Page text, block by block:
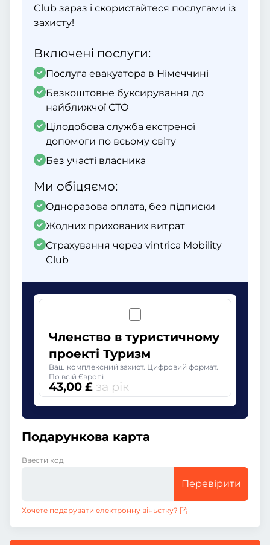
Club зараз і скористайтеся послугами із
захисту!
Включені послуги:
Послуга евакуатора в Німеччині
Безкоштовне буксирування до
найближчої СТО
Цілодобова служба екстреної
допомоги по всьому світу
Без участі власника
Ми обіцяємо:
Одноразова оплата, без підписки
Жодних прихованих витрат
Страхування через vintrica Mobility
Club
Членство в туристичному
проекті Туризм
Ваш комплексний захист. Цифровий формат.
По всій Європі
43,00 £ за рік
Подарункова карта
Ввести код
Перевірити
Хочете подарувати електронну віньєтку?